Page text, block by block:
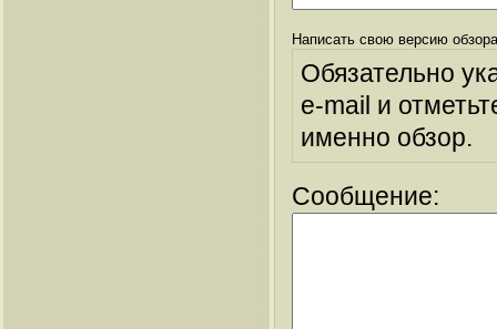
Написать свою версию
Обязательно
e-mail и
именно обзор.
Сообщение: